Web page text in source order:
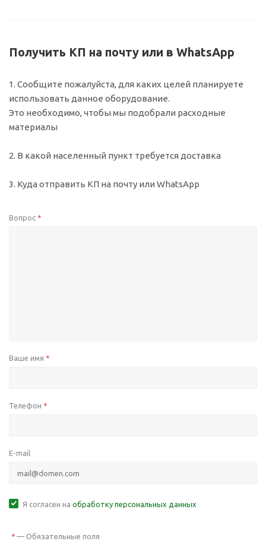
Получить КП на почту или в WhatsApp
1. Сообщите пожалуйста, для каких целей планируете
использовать данное оборудование.
Это необходимо, чтобы мы подобрали расходные
материалы
2. В какой населенный пункт требуется доставка
3. Куда отправить КП на почту или WhatsApp
Вопрос *
Ваше имя *
Телефон *
E-mail
Я согласен на обработку персональных данных
* — Обязательные поля